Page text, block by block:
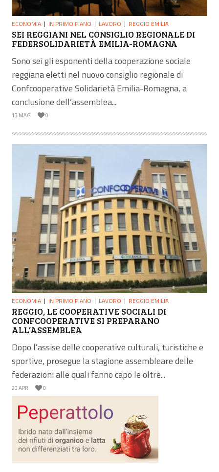
ECONOMIA IN PRIMO PIANO LAVORO REGGIO EMILIA
SEI REGGIANI NEL CONSIGLIO REGIONALE DI
FEDERSOLIDARIETÀ EMILIA-ROMAGNA
Sono sei gli esponenti della cooperazione sociale
reggiana eletti nel nuovo consiglio regionale di
Confcooperative Solidarietà Emilia-Romagna, a
conclusione dell’assemblea...
13 MAG 0
ECONOMIA IN PRIMO PIANO LAVORO REGGIO EMILIA
REGGIO, LE COOPERATIVE SOCIALI DI
CONFCOOPERATIVE SI PREPARANO
ALL’ASSEMBLEA
Dopo l’assise delle cooperative culturali, turistiche e
sportive, prosegue la stagione assembleare delle
federazioni alle quali fanno capo le oltre...
20 APR 0